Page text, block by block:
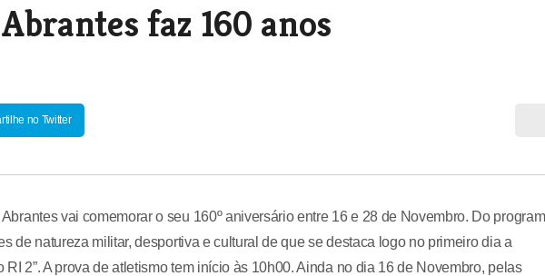
faz 160 anos
no Twitter
vai comemorar o seu 160º aniversário entre 16 e 28 de Novembro. Do
de natureza militar, desportiva e cultural de que se destaca logo no primeiro dia a
2”. A prova de atletismo tem início às 10h00. Ainda no dia 16 de Novembro, pelas